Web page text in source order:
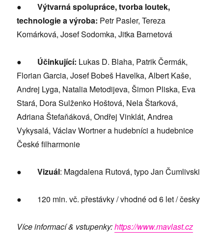
●Výtvarná spolupráce, tvorba loutek,
technologie a výroba: Petr Pasler, Tereza
Komárková, Josef Sodomka, Jitka Barnetová
● Účinkující: Lukas D. Blaha, Patrik Čermák,
Florian Garcia, Josef Bobeš Havelka, Albert Kaše,
Andrej Lyga, Natalia Metodijeva, Šimon Pliska, Eva
Stará, Dora Sulženko Hoštová, Nela Štarková,
Adriana Štefaňáková, Ondřej Vinklát, Andrea
Vykysalá, Václav Wortner a hudebníci a hudebnice
České filharmonie
●Vizuál: Magdalena Rutová, typo Jan Čumlivski
● 120 min. vč. přestávky / vhodné od 6 let / česky
Více informací & vstupenky:https://www.mavlast.cz